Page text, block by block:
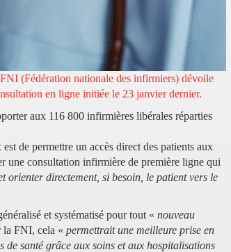
(Fédération nationale des infirmiers) dévoile
en ligne initiée le 23 janvier dernier.
aux 116 800 infirmières libérales réparties
de permettre un accès direct des patients aux
une consultation infirmière de première ligne qui
orienter directement, si besoin, le patient vers le
et systématisé pour tout « nouveau
la FNI, cela « permettrait une meilleure prise en
de santé grâce aux soins et aux hospitalisations